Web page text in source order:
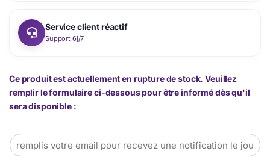
Service client réactif
Support 6j/7
Ce produit est actuellement en rupture de stock. Veuillez
remplir le formulaire ci-dessous pour être informé dès qu'il
sera disponible :
E
m